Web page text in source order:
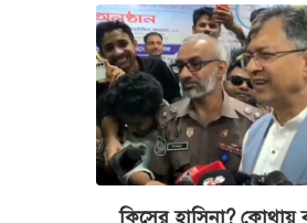
কিসের হাসিনা? কোথায়